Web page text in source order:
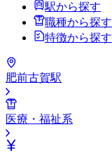
駅から探す
職種から探す
特徴から探す
肥前古賀駅
医療・福祉系